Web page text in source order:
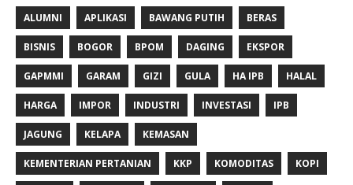
ALUMNI APLIKASI BAWANG PUTIH BERAS
BISNIS BOGOR BPOM DAGING EKSPOR
GAPMMI GARAM GIZI GULA HA IPB HALAL
HARGA IMPOR INDUSTRI INVESTASI IPB
JAGUNG KELAPA KEMASAN
KEMENTERIAN PERTANIAN KKP KOMODITAS KOPI